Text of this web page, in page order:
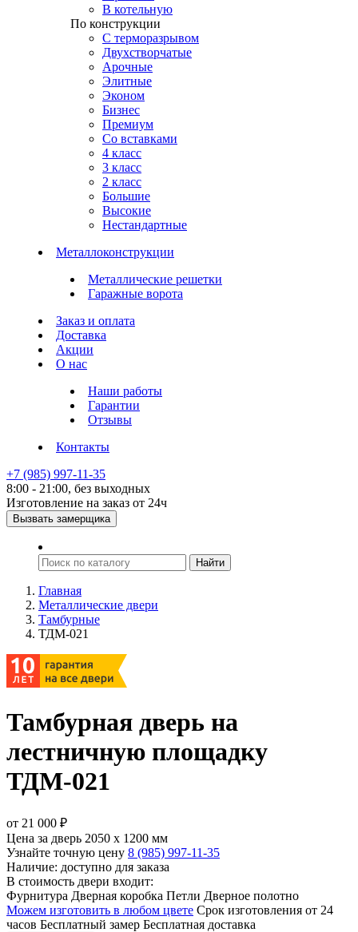
В котельную
По конструкции
С терморазрывом
Двухстворчатые
Арочные
Элитные
Эконом
Бизнес
Премиум
Со вставками
4 класс
3 класс
2 класс
Большие
Высокие
Нестандартные
Металлоконструкции
Металлические решетки
Гаражные ворота
Заказ и оплата
Доставка
Акции
О нас
Наши работы
Гарантии
Отзывы
Контакты
+7 (985) 997-11-35
8:00 - 21:00, без выходных
Изготовление на заказ от 24ч
Вызвать замерщика
Главная
Металлические двери
Тамбурные
ТДМ-021
Тамбурная дверь на
лестничную площадку
ТДМ-021
от 21 000 ₽
Цена за дверь 2050 x 1200 мм
Узнайте точную цену 8 (985) 997-11-35
Наличие: доступно для заказа
В стоимость двери входит:
Фурнитура Дверная коробка Петли Дверное полотно
Можем изготовить в любом цвете Срок изготовления от 24
часов Бесплатный замер Бесплатная доставка